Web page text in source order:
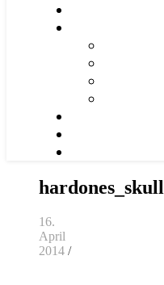
hardones_skull
16.
April
2014 /